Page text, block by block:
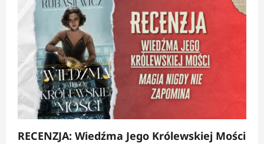
RECENZJA: Wiedźma Jego Królewskiej Mości